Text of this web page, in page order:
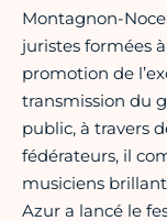
Montagnon-
juristes formées
promotion de
transmission du
public, à travers
fédérateurs, il
musiciens
Azur a lancé le